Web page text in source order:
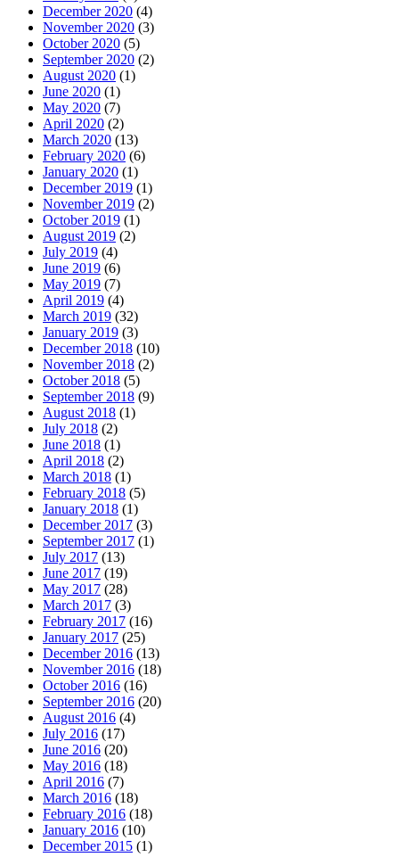
December 2020 (4)
November 2020 (3)
October 2020 (5)
September 2020 (2)
August 2020 (1)
June 2020 (1)
May 2020 (7)
April 2020 (2)
March 2020 (13)
February 2020 (6)
January 2020 (1)
December 2019 (1)
November 2019 (2)
October 2019 (1)
August 2019 (2)
July 2019 (4)
June 2019 (6)
May 2019 (7)
April 2019 (4)
March 2019 (32)
January 2019 (3)
December 2018 (10)
November 2018 (2)
October 2018 (5)
September 2018 (9)
August 2018 (1)
July 2018 (2)
June 2018 (1)
April 2018 (2)
March 2018 (1)
February 2018 (5)
January 2018 (1)
December 2017 (3)
September 2017 (1)
July 2017 (13)
June 2017 (19)
May 2017 (28)
March 2017 (3)
February 2017 (16)
January 2017 (25)
December 2016 (13)
November 2016 (18)
October 2016 (16)
September 2016 (20)
August 2016 (4)
July 2016 (17)
June 2016 (20)
May 2016 (18)
April 2016 (7)
March 2016 (18)
February 2016 (18)
January 2016 (10)
December 2015 (1)